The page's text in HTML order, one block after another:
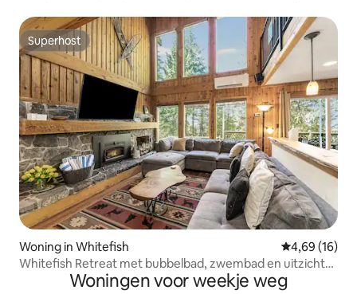
Superhost
Superhost
Woning in Whitefish Gemiddelde
4,69 (16)
Whitefish Retreat met bubbelbad, zwembad en uitzicht
op het meerWoningen voor weekje weg